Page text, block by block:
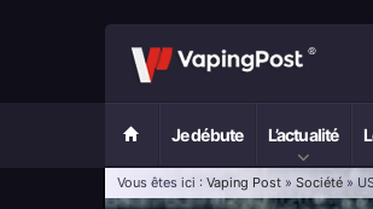
Je débute L’actualité
Vous êtes ici : Vaping Post » Société »